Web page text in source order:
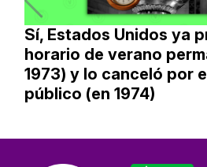
Sí, Estados Unidos ya
horario de verano
1973) y lo canceló por
público (en 1974)